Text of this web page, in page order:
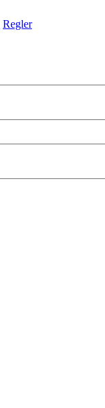
Regler